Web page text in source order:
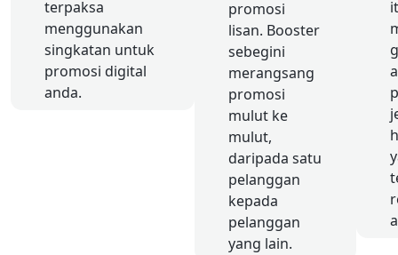
terpaksa
menggunakan
singkatan untuk
promosi digital
anda.
promosi
lisan. Booster
sebegini
merangsang
promosi
mulut ke
mulut,
daripada satu
pelanggan
kepada
pelanggan
yang lain.